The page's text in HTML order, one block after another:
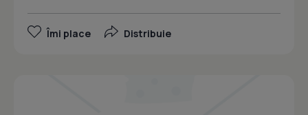
Îmi place Distribuie